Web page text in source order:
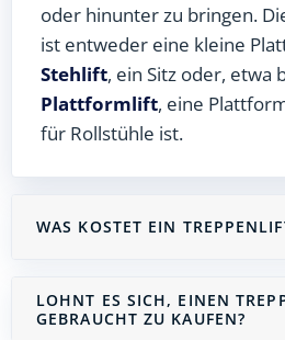
oder hinunter zu bringen.
ist entweder eine kleine
Stehlift, ein Sitz oder, etwa
Plattformlift, eine
für Rollstühle ist.
WAS KOSTET EIN
LOHNT ES SICH, EINEN
GEBRAUCHT ZU KAUFEN?